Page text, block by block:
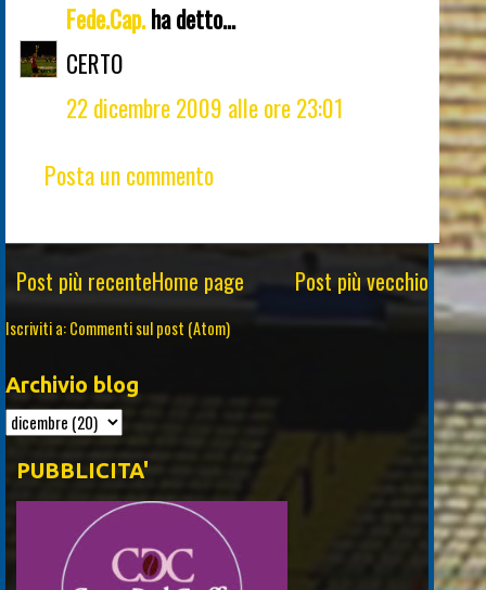
Fede.Cap.ha detto...
CERTO
22 dicembre 2009 alle ore 23:01
Posta un commento
Post più recente Post più vecchio
Home page
Iscriviti a:Commenti sul post (Atom)
Archivio blog
PUBBLICITA'